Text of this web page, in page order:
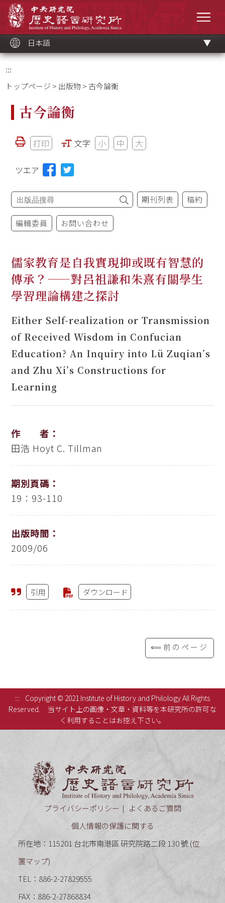
ッ
ク
日本語
:::
トップページ > 出版物 > 古今論衡
古今論衡
打印 文字 小 中 大
ツエア
期刊列表 稿約
編輯委員 お問い合わせ
儒家教育是自我實現抑或既有智慧的
傳承？——對呂祖謙和朱熹有關學生
學習理論構建之探討
Either Self-realization or Transmission
of Received Wisdom in Confucian
Education? An Inquiry into Lü Zuqian’s
and Zhu Xi’s Constructions for
Learning
作 者：
田浩 Hoyt C. Tillman
期別頁碼：
19：93-110
出版時間：
2009/06
引用 ダウンロード
⟸前のページ
:::
Copyright © 2021 Institute of History and Philology All Rights
Reserved.
当サイト上の画像・文章・資料等を本研究所の許可な
く利用することはお控え下さい。
プライバシーポリシー
よくあるご質問
個人情報の保護に関する
所在地：115201 台北市南港區 研究院路二段 130 號 (位
置マップ)
TEL：886-2-27829555
FAX：886-2-27868834